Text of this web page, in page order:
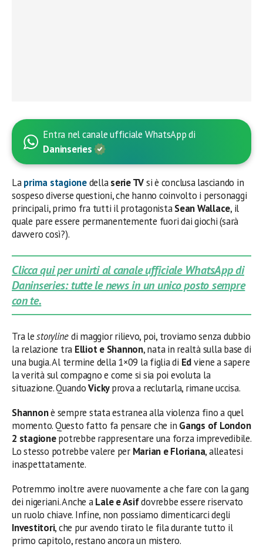
Entra nel canale ufficiale WhatsApp di
Daninseries
Laprima stagionedellaserie TVsi è conclusa lasciando in
sospeso diverse questioni, che hanno coinvolto i personaggi
principali, primo fra tutti il protagonistaSean Wallace, il
quale pare essere permanentemente fuori dai giochi (sarà
davvero così?).
Clicca qui per unirti al canale ufficiale WhatsApp di
Daninseries: tutte le news in un unico posto sempre
con te.
Tra lestorylinedi maggior rilievo, poi, troviamo senza dubbio
la relazione tra Elliot e Shannon, nata in realtà sulla base di
una bugia. Al termine della 1×09 la figlia di Edviene a sapere
la verità sul compagno e come si sia poi evoluta la
situazione. QuandoVickyprova a reclutarla, rimane uccisa.
Shannonè sempre stata estranea alla violenza fino a quel
momento. Questo fatto fa pensare che in Gangs of London
2 stagionepotrebbe rappresentare una forza imprevedibile.
Lo stesso potrebbe valere per Marian e Floriana, alleatesi
inaspettatamente.
Potremmo inoltre avere nuovamente a che fare con la gang
dei nigeriani. Anche aLale e Asifdovrebbe essere riservato
un ruolo chiave. Infine, non possiamo dimenticarci degli
Investitori, che pur avendo tirato le fila durante tutto il
primo capitolo, restano ancora un mistero.